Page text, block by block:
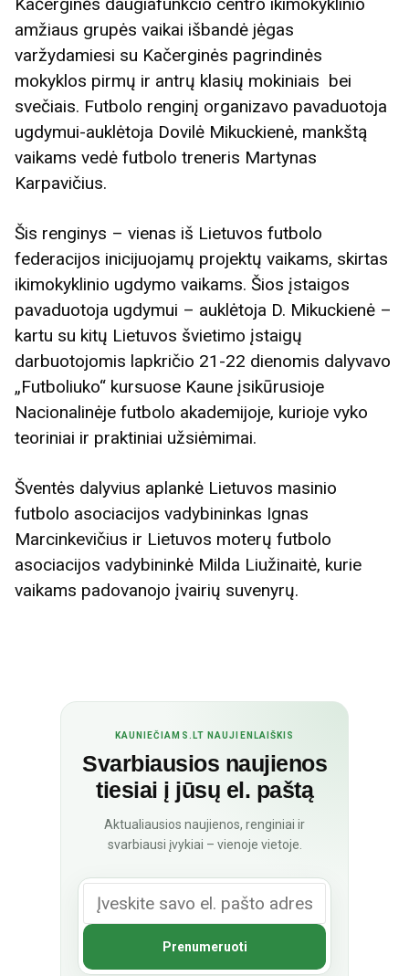
amžiaus grupės vaikai išbandė jėgas
varžydamiesi su Kačerginės pagrindinės
mokyklos pirmų ir antrų klasių mokiniais bei
svečiais. Futbolo renginį organizavo pavaduotoja
ugdymui-auklėtoja Dovilė Mikuckienė, mankštą
vaikams vedė futbolo treneris Martynas
Karpavičius.
Šis renginys – vienas iš Lietuvos futbolo
federacijos inicijuojamų projektų vaikams, skirtas
ikimokyklinio ugdymo vaikams. Šios įstaigos
pavaduotoja ugdymui – auklėtoja D. Mikuckienė –
kartu su kitų Lietuvos švietimo įstaigų
darbuotojomis lapkričio 21-22 dienomis dalyvavo
„Futboliuko“ kursuose Kaune įsikūrusioje
Nacionalinėje futbolo akademijoje, kurioje vyko
teoriniai ir praktiniai užsiėmimai.
Šventės dalyvius aplankė Lietuvos masinio
futbolo asociacijos vadybininkas Ignas
Marcinkevičius ir Lietuvos moterų futbolo
asociacijos vadybininkė Milda Liužinaitė, kurie
vaikams padovanojo įvairių suvenyrų.
KAUNIEČIAMS.LT NAUJIENLAIŠKIS
Svarbiausios naujienos
tiesiai į jūsų el. paštą
Aktualiausios naujienos, renginiai ir
svarbiausi įvykiai – vienoje vietoje.